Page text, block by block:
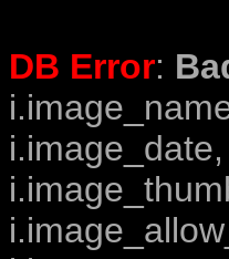
DB Error: